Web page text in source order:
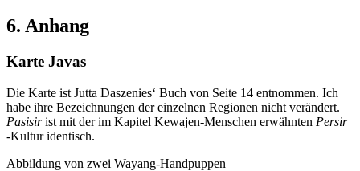
6. Anhang
Karte Javas
Die Karte ist Jutta Daszenies‘ Buch von Seite 14 entnommen. Ich
habe ihre Bezeichnungen der einzelnen Regionen nicht verändert.
Pasisirist mit der im Kapitel Kewajen-Menschen erwähnten Persir
-Kultur identisch.
Abbildung von zwei Wayang-Handpuppen